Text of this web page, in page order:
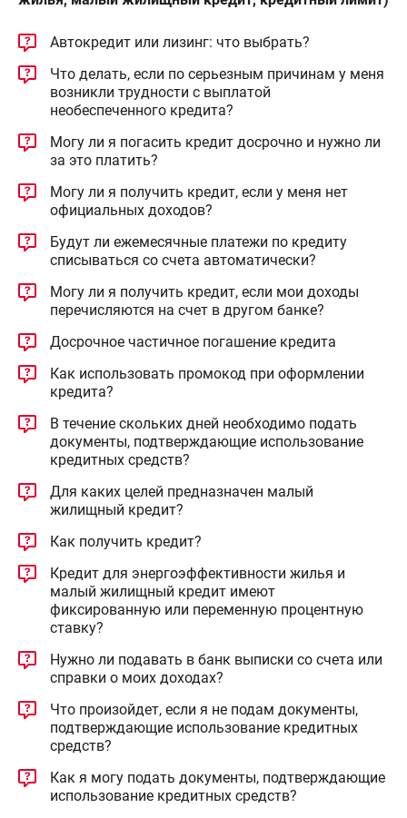
Автокредит или лизинг: что выбрать?
Что делать, если по серьезным причинам у меня
возникли трудности с выплатой
необеспеченного кредита?
Могу ли я погасить кредит досрочно и нужно ли
за это платить?
Могу ли я получить кредит, если у меня нет
официальных доходов?
Будут ли ежемесячные платежи по кредиту
списываться со счета автоматически?
Могу ли я получить кредит, если мои доходы
перечисляются на счет в другом банке?
Досрочное частичное погашение кредита
Как использовать промокод при оформлении
кредита?
В течение скольких дней необходимо подать
документы, подтверждающие использование
кредитных средств?
Для каких целей предназначен малый
жилищный кредит?
Как получить кредит?
Кредит для энергоэффективности жилья и
малый жилищный кредит имеют
фиксированную или переменную процентную
ставку?
Нужно ли подавать в банк выписки со счета или
справки о моих доходах?
Что произойдет, если я не подам документы,
подтверждающие использование кредитных
средств?
Как я могу подать документы, подтверждающие
использование кредитных средств?